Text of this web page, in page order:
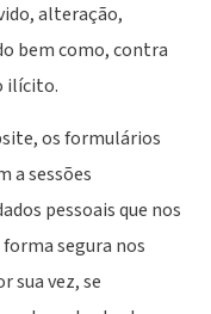
alteração,
bem como, contra
ilícito.
os formulários
a sessões
pessoais que nos
segura nos
sua vez, se